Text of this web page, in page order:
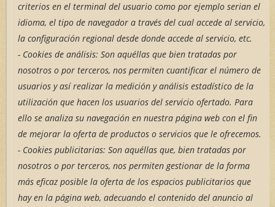
criterios en el terminal del usuario como por ejemplo serian el
idioma, el tipo de navegador a través del cual accede al servicio,
la configuración regional desde donde accede al servicio, etc.
- Cookies de análisis: Son aquéllas que bien tratadas por
nosotros o por terceros, nos permiten cuantificar el número de
usuarios y así realizar la medición y análisis estadístico de la
utilización que hacen los usuarios del servicio ofertado. Para
ello se analiza su navegación en nuestra página web con el fin
de mejorar la oferta de productos o servicios que le ofrecemos.
- Cookies publicitarias: Son aquéllas que, bien tratadas por
nosotros o por terceros, nos permiten gestionar de la forma
más eficaz posible la oferta de los espacios publicitarios que
hay en la página web, adecuando el contenido del anuncio al